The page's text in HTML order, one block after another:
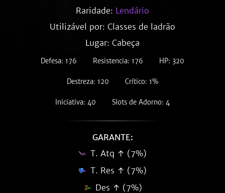
Raridade: Lendário
Utilizável por: Classes de ladrão
Lugar: Cabeça
Defesa: 176 Resistencia: 176 HP: 320
Destreza: 120 Crítico: 1%
Iniciativa: 40 Slots de Adorno: 4
GARANTE:
T. Atq ↑ (7%)
T. Res ↑ (7%)
Des ↑ (7%)